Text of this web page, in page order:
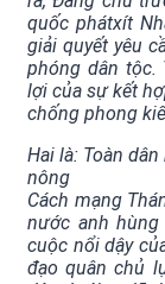
quốc phátxít
giải quyết yêu
phóng dân tộc.
lợi của sự kết
chống phong
Hai là: Toàn
nông
Cách mạng
nước anh
cuộc nổi dậy
đạo quân chủ